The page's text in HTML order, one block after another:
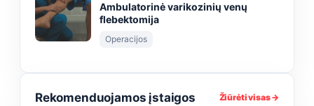
Ambulatorinė varikozinių venų
flebektomija
Operacijos
Rekomenduojamos įstaigos Žiūrėti visas →